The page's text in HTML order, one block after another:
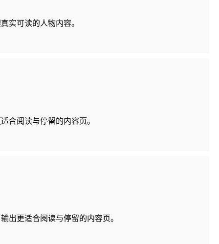
实可读的人物内容。
合阅读与停留的内容页。
出更适合阅读与停留的内容页。